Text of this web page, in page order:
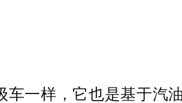
车一样，它也是基于汽